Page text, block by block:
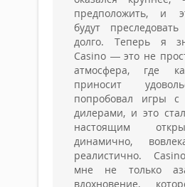
предположить, и
будут
долго. Теперь я
Casino — это не
атмосфера, где
приносит
попробовал игры с
дилерами, и это
настоящим
динамично,
реалистично.
мне не только
вдохновение,